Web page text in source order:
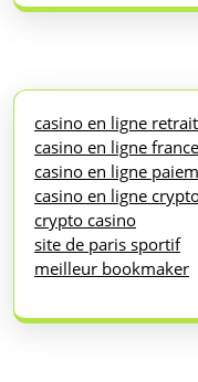
casino en ligne
casino en ligne france
casino en ligne
casino en ligne
crypto casino
site de paris sportif
meilleur bookmaker